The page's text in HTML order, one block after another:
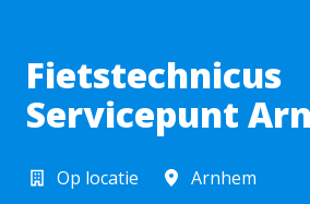
Fietstechnicus
Servicepunt
Op locatie
Arnhem